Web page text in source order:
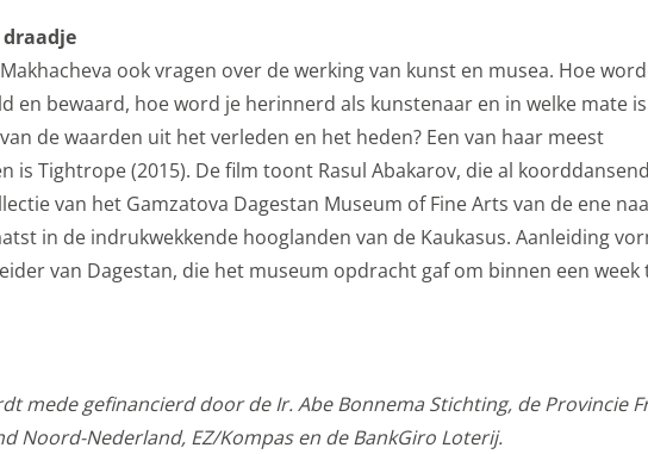
ook vragen over de werking van kunst en musea. Hoe
en bewaard, hoe word je herinnerd als kunstenaar en in welke mate
de waarden uit het verleden en het heden? Een van haar meest
is Tightrope (2015). De film toont Rasul Abakarov, die al
van het Gamzatova Dagestan Museum of Fine Arts van de ene
in de indrukwekkende hooglanden van de Kaukasus. Aanleiding
van Dagestan, die het museum opdracht gaf om binnen een week
mede gefinancierd door de Ir. Abe Bonnema Stichting, de Provincie
Noord-Nederland, EZ/Kompas en de BankGiro Loterij.
cookies
cookies
marketingcookies voor personalisatie, waarmee we jou de meest
We maken ook gebruik van cookies van YouTube, Facebook en
kunt delen met je vrienden via social media. Stelt toestemming in
jouw klantgegevens met derde partijen, om beter inzicht te krijgen in
onze marketingkanalen. Stelt toestemming in voor het verzenden van